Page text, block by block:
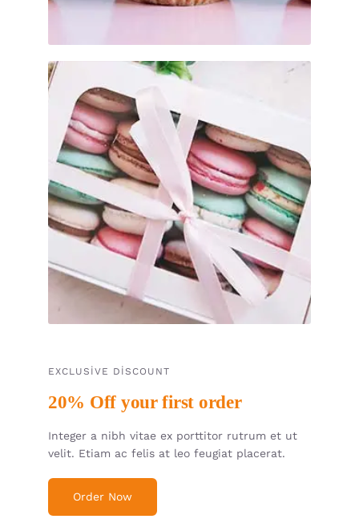
EXCLUSIVE DISCOUNT
20% Off your first order
Integer a nibh vitae ex porttitor rutrum et ut
velit. Etiam ac felis at leo feugiat placerat.
Order Now